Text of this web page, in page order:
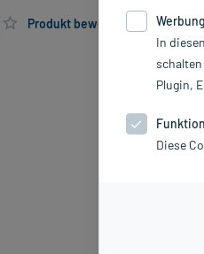
Produkt bewerten & PlusHerzen
Werbung
In
Plugin,
Diese